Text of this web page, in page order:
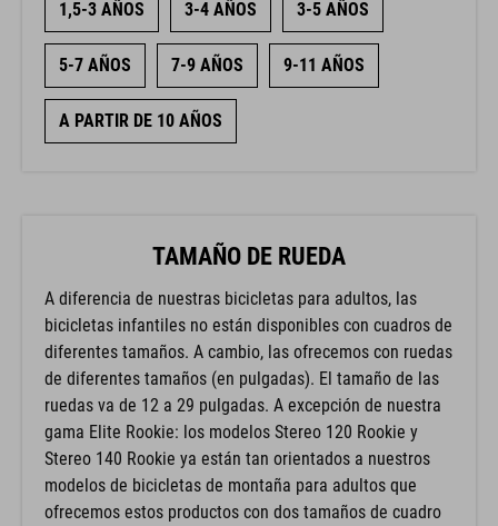
1,5-3 AÑOS 3-4 AÑOS 3-5 AÑOS
5-7 AÑOS 7-9 AÑOS 9-11 AÑOS
A PARTIR DE 10 AÑOS
TAMAÑO DE RUEDA
A diferencia de nuestras bicicletas para adultos, las
bicicletas infantiles no están disponibles con cuadros de
diferentes tamaños. A cambio, las ofrecemos con ruedas
de diferentes tamaños (en pulgadas). El tamaño de las
ruedas va de 12 a 29 pulgadas. A excepción de nuestra
gama Elite Rookie: los modelos Stereo 120 Rookie y
Stereo 140 Rookie ya están tan orientados a nuestros
modelos de bicicletas de montaña para adultos que
ofrecemos estos productos con dos tamaños de cuadro